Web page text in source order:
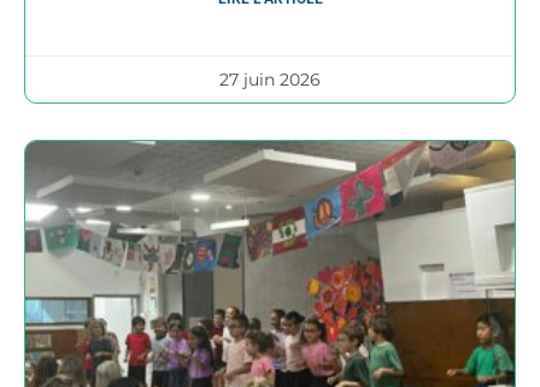
27 juin 2026